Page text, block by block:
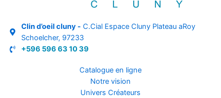
Clin d’oeil cluny - C.Cial Espace Cluny Plateau aRoy
Schoelcher, 97233
+596 596 63 10 39
Catalogue en ligne
Notre vision
Univers Créateurs